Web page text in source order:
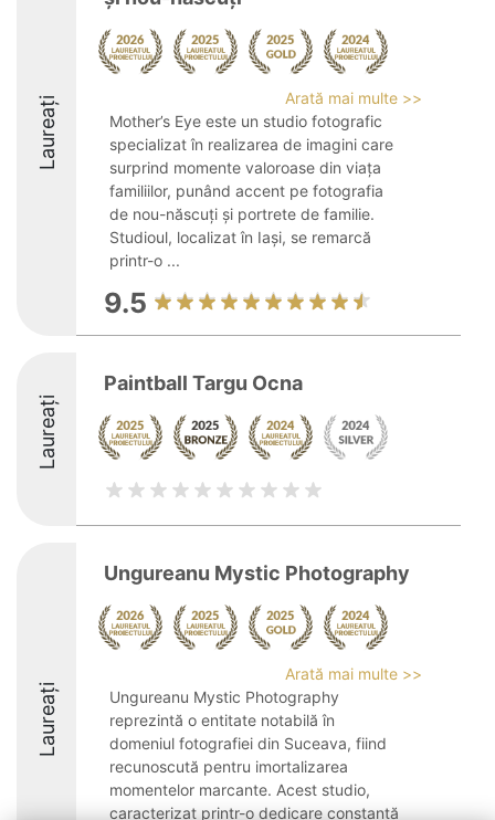
Laureați
Arată mai multe >>
Mother’s Eye este un studio fotografic
specializat în realizarea de imagini care
surprind momente valoroase din viața
familiilor, punând accent pe fotografia
de nou-născuți și portrete de familie.
Studioul, localizat în Iași, se remarcă
printr-o ...
9.5
Laureați
Paintball Targu Ocna
Laureați
Ungureanu Mystic Photography
Arată mai multe >>
Ungureanu Mystic Photography
reprezintă o entitate notabilă în
domeniul fotografiei din Suceava, fiind
recunoscută pentru imortalizarea
momentelor marcante. Acest studio,
caracterizat printr-o dedicare constantă